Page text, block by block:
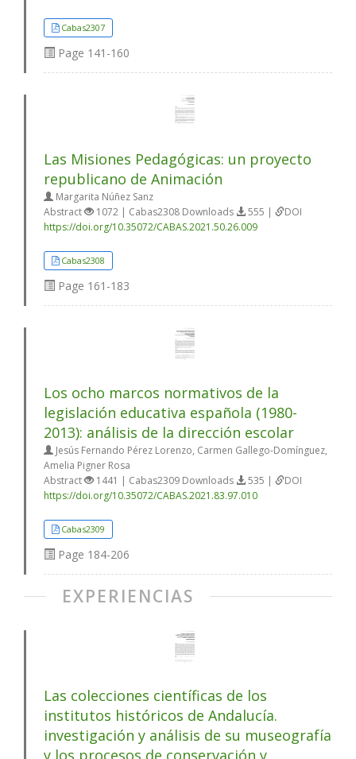
Cabas2307
Page 141-160
Las Misiones Pedagógicas: un proyecto
republicano de Animación
Margarita Núñez Sanz
Abstract
1072 | Cabas2308 Downloads 555 |
DOI
https://doi.org/10.35072/CABAS.2021.50.26.009
Cabas2308
Page 161-183
Los ocho marcos normativos de la
legislación educativa española (1980-
2013): análisis de la dirección escolar
Jesús Fernando Pérez Lorenzo, Carmen Gallego-Domínguez,
Amelia Pigner Rosa
Abstract
1441 | Cabas2309 Downloads 535 |
DOI
https://doi.org/10.35072/CABAS.2021.83.97.010
Cabas2309
Page 184-206
EXPERIENCIAS
Las colecciones científicas de los
institutos históricos de Andalucía.
investigación y análisis de su museografía
y los procesos de conservación y